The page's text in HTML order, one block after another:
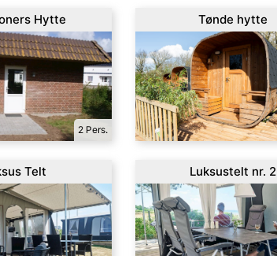
Hytte
2 Pers.
Tønde hytte
Telt Luksustelt nr. 2